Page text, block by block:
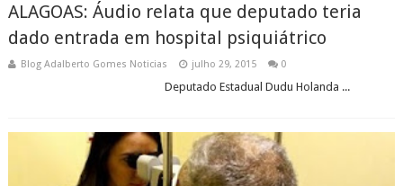
ALAGOAS: Áudio relata que deputado teria
dado entrada em hospital psiquiátrico
Blog Adalberto Gomes Noticias julho 29, 2015 0
Deputado Estadual Dudu Holanda ...